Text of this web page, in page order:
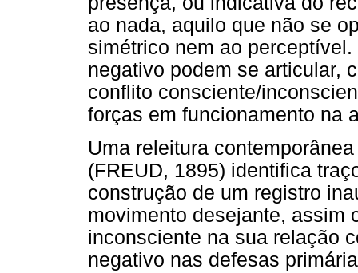
ao nada, aquilo que não se
simétrico nem ao
negativo podem se articular,
conflito consciente/
forças em funcionamento na
Uma releitura
(FREUD, 1895) identifica
construção de um registro
movimento desejante, assim
inconsciente na sua relação
negativo nas defesas